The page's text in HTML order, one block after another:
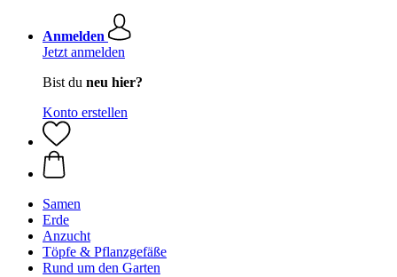
Anmelden
Jetzt anmelden
Bist du neu hier?
Konto erstellen
Samen
Erde
Anzucht
Töpfe & Pflanzgefäße
Rund um den Garten